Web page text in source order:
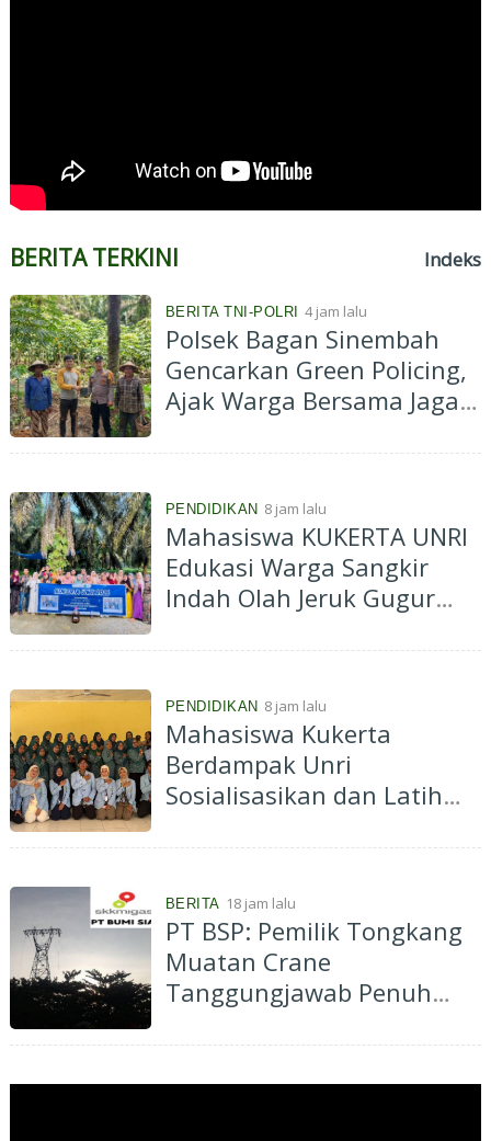
BERITA TERKINI Indeks
BERITA TNI-POLRI 4 jam lalu
Polsek Bagan Sinembah
Gencarkan Green Policing,
Ajak Warga Bersama Jaga
PENDIDIKAN 8 jam lalu
Mahasiswa KUKERTA UNRI
Edukasi Warga Sangkir
Indah Olah Jeruk Gugur
PENDIDIKAN 8 jam lalu
Mahasiswa Kukerta
Berdampak Unri
Sosialisasikan dan Latih
Cermin Membuat
BERITA 18 jam lalu
PT BSP: Pemilik Tongkang
Muatan Crane
Tanggungjawab Penuh